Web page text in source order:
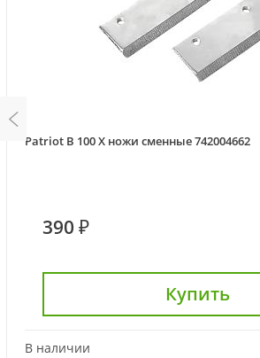
Patriot B 100 X ножи сменные 742004662
390 ₽
Купить
В наличии